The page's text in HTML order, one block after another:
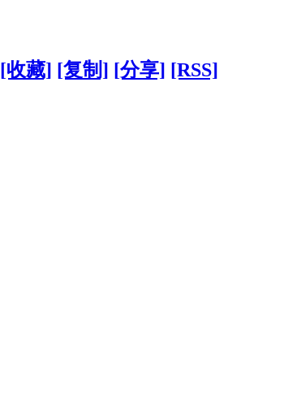
[收藏] [复制] [分享] [RSS]